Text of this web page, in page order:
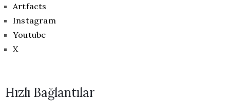
Artfacts
Instagram
Youtube
X
Hızlı Bağlantılar